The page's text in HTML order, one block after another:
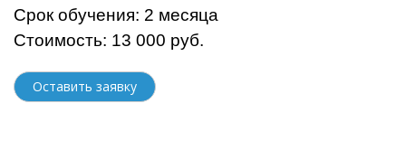
Срок обучения: 2 месяца
Стоимость: 13 000 руб.
Оставить заявку